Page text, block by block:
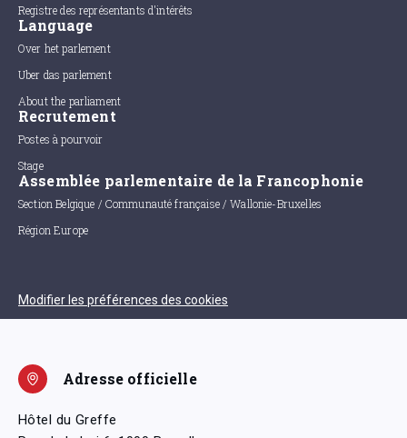
Registre des représentants d'intérêts
Language
Over het parlement
Uber das parlement
About the parliament
Recrutement
Postes à pourvoir
Stage
Assemblée parlementaire de la Francophonie
Section Belgique / Communauté française / Wallonie-Bruxelles
Région Europe
Modifier les préférences des cookies
Adresse officielle
Hôtel du Greffe